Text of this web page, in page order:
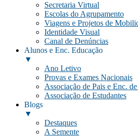
Secretaria Virtual
Escolas do Agrupamento
Viagens e Projetos de
Identidade Visual
Canal de Denúncias
Alunos e Enc. Educação
▼
Ano Letivo
Provas e Exames Nacionais
Associação de Pais e Enc.
Associação de Estudantes
Blogs
▼
Destaques
A Semente